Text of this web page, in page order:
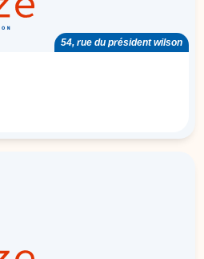
54, rue du président wilson